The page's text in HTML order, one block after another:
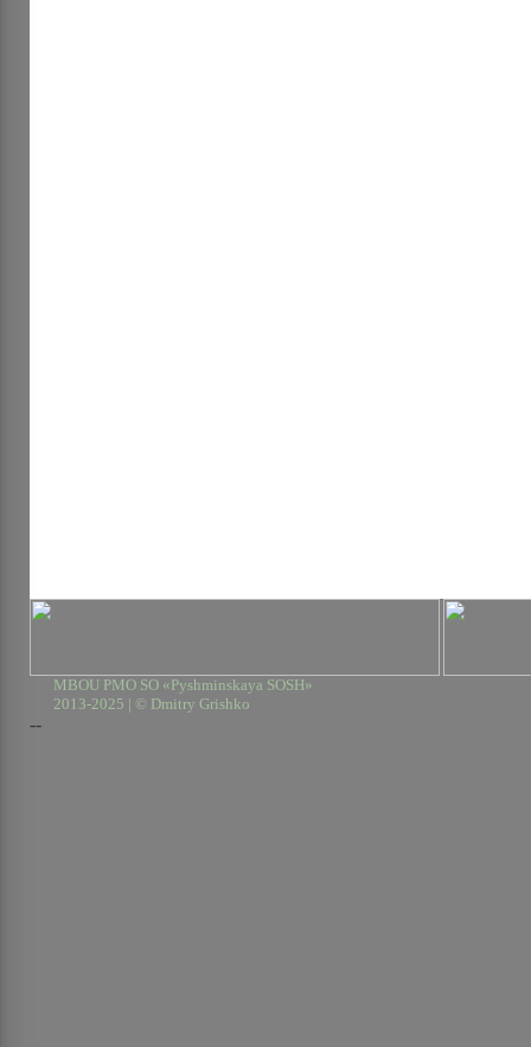
MBOU PMO SO «Pyshminskaya SOSH»
2013-2025 | © Dmitry Grishko
--